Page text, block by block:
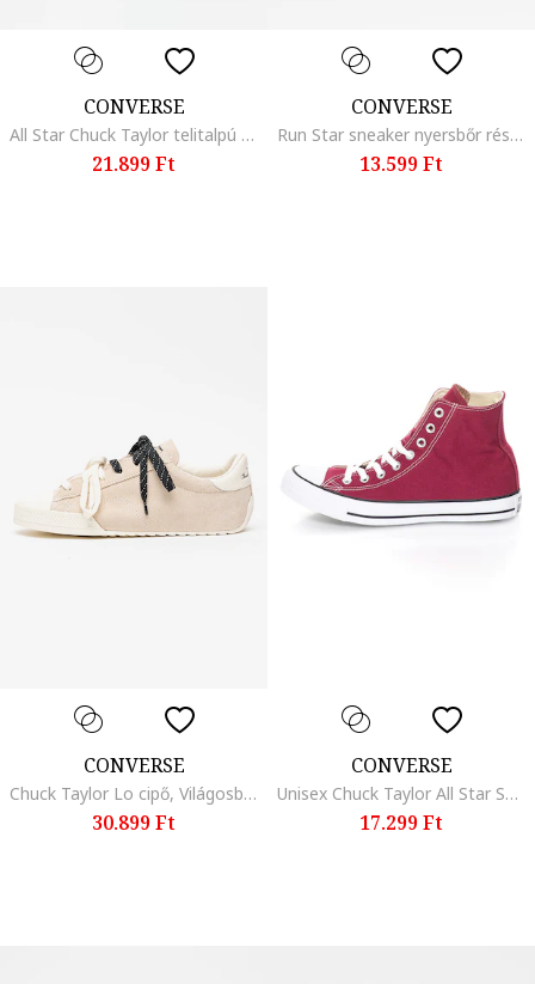
CONVERSE
All Star Chuck Taylor telitalpú nyersbőr szandál, Rózsaszín
21.899 Ft
CONVERSE
Run Star sneaker nyersbőr részletekkel, Fekete
13.599 Ft
CONVERSE
Chuck Taylor Lo cipő, Világosbézs
30.899 Ft
CONVERSE
Unisex Chuck Taylor All Star Specialty magas szárú cipő, Sötétpiros
17.299 Ft